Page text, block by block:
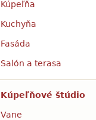
Kúpeľňa
Kuchyňa
Fasáda
Salón a terasa
Kúpeľňové štúdio
Vane